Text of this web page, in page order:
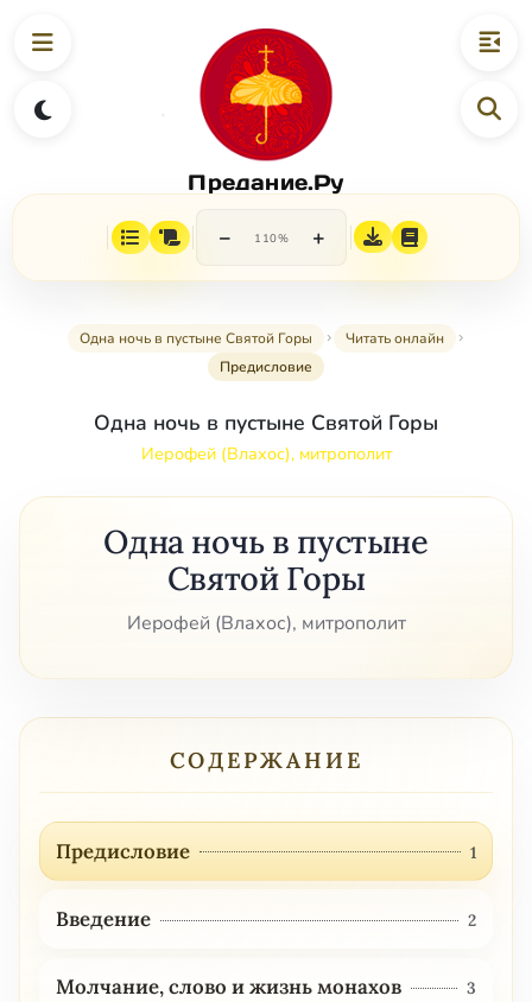
Предание.Ру
− 110% +
Одна ночь в пустыне Святой Горы
Читать онлайн
Предисловие
Одна ночь в пустыне Святой Горы
Иерофей (Влахос), митрополит
Одна ночь в пустыне
Святой Горы
Иерофей (Влахос), митрополит
СОДЕРЖАНИЕ
Предисловие 1
Введение 2
Молчание, слово и жизнь монахов 3